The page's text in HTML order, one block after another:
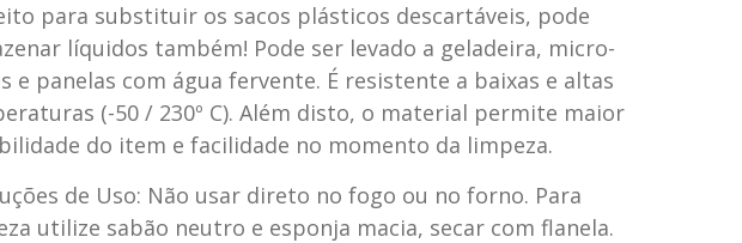
para substituir os sacos plásticos descartáveis, pode
líquidos também! Pode ser levado a geladeira, micro-
e panelas com água fervente. É resistente a baixas e altas
(-50 / 230º C). Além disto, o material permite maior
do item e facilidade no momento da limpeza.
de Uso: Não usar direto no fogo ou no forno. Para
utilize sabão neutro e esponja macia, secar com flanela.